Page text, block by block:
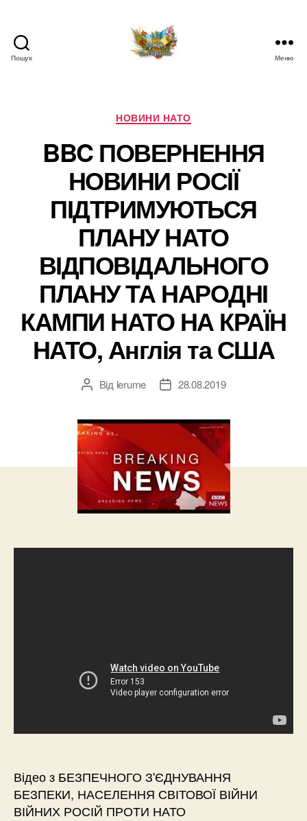
Пошук
Новини
про
НАТО
в
Україні
Меню
Категорії
НОВИНИ НАТО
BBC ПОВЕРНЕННЯ
НОВИНИ РОСІЇ
ПІДТРИМУЮТЬСЯ
ПЛАНУ НАТО
ВІДПОВІДАЛЬНОГО
ПЛАНУ ТА НАРОДНІ
КАМПИ НАТО НА КРАЇН
НАТО, Англія та США
Автор
Від lerume
Дата28.08.2019
Відео з БЕЗПЕЧНОГО З'ЄДНУВАННЯ
БЕЗПЕКИ, НАСЕЛЕННЯ СВІТОВОЇ ВІЙНИ
ВІЙНИХ РОСІЙ ПРОТИ НАТО